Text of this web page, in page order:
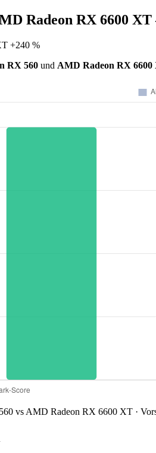
Radeon RX 6600
+240 %
RX 560 und AMD Radeon RX 6600
vs AMD Radeon RX 6600 XT ·